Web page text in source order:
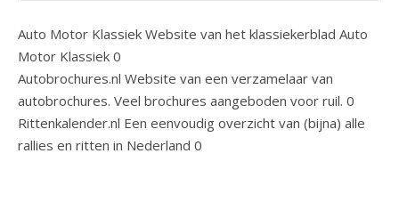
Auto Motor Klassiek Website van het klassiekerblad Auto
Motor Klassiek 0
Autobrochures.nl Website van een verzamelaar van
autobrochures. Veel brochures aangeboden voor ruil. 0
Rittenkalender.nl Een eenvoudig overzicht van (bijna) alle
rallies en ritten in Nederland 0